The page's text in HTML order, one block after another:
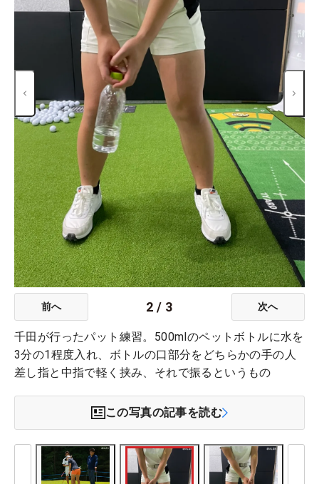
前へ 2 / 3 次へ
千田が行ったパット練習。500mlのペットボトルに水を
3分の1程度入れ、ボトルの口部分をどちらかの手の人
差し指と中指で軽く挟み、それで振るというもの
この写真の記事を読む